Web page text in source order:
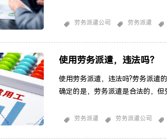
业中使用劳务派遣工人的数量与
些可能影响的情况劳务派遣用工
遣工
劳务派遣公司
劳务派遣
使用劳务派遣，违法吗？
使用劳务派遣，违法吗?劳务派遣
确定的是，劳务派遣是合法的，
眼于保护劳务派遣工人的权益，
是一些关于劳务派遣合法性的一
劳务派遣
劳务派遣公司